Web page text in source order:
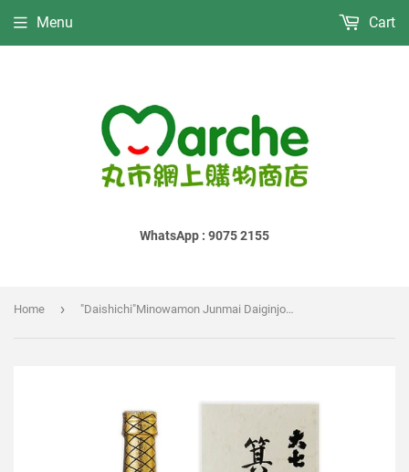
WhatsApp : 9075 2155
Menu Cart
Home › "Daishichi"Minowamon Junmai Daiginjo｜"大七"箕輪門 純米大吟釀｜"大七"箕輪門 純米大吟醸｜720ml｜★